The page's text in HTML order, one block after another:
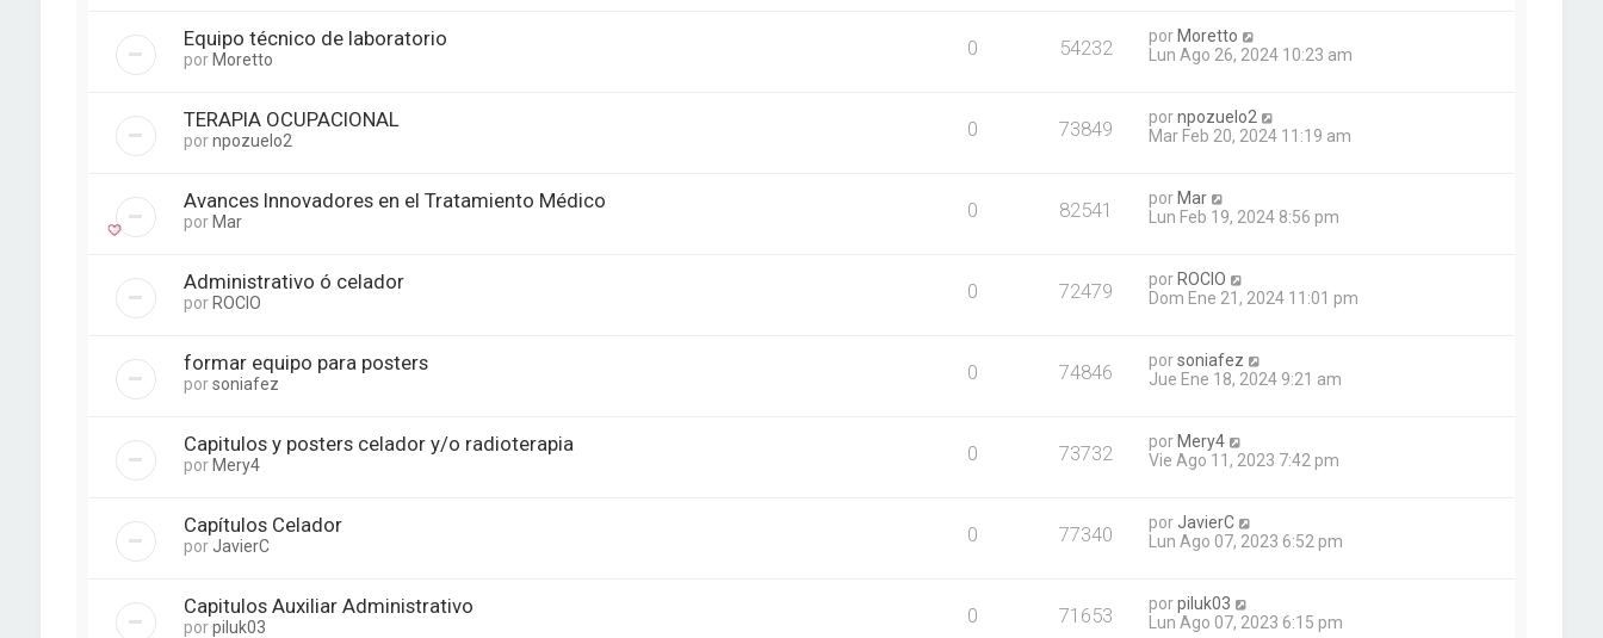
Equipo técnico de laboratorio
porMoretto 0 54232 porMoretto
Lun Ago 26, 2024 10:23 am
TERAPIA OCUPACIONAL
pornpozuelo2 0 73849 pornpozuelo2
Mar Feb 20, 2024 11:19 am
Avances Innovadores en el Tratamiento Médico
porMar 0 82541 porMar
Lun Feb 19, 2024 8:56 pm
Administrativo ó celador
porROCIO 0 72479 porROCIO
Dom Ene 21, 2024 11:01 pm
formar equipo para posters
porsoniafez 0 74846 porsoniafez
Jue Ene 18, 2024 9:21 am
Capitulos y posters celador y/o radioterapia
porMery4 0 73732 porMery4
Vie Ago 11, 2023 7:42 pm
Capítulos Celador
por JavierC 0 77340 por JavierC
Lun Ago 07, 2023 6:52 pm
Capitulos Auxiliar Administrativo
porpiluk03 0 71653 porpiluk03
Lun Ago 07, 2023 6:15 pm